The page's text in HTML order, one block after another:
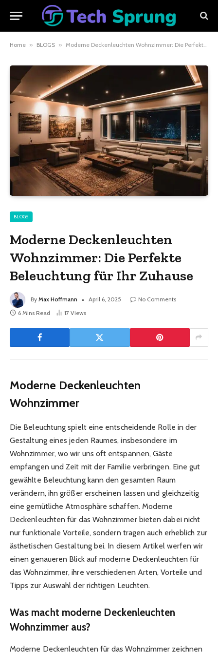
Home » BLOGS » Moderne Deckenleuchten Wohnzimmer: Die Perfekte Beleuchtung für Ihr Zuhause
BLOGS
Moderne Deckenleuchten
Wohnzimmer: Die Perfekte
Beleuchtung für Ihr Zuhause
By Max Hoffmann April 6, 2025
No Comments
6 Mins Read
17 Views
Moderne Deckenleuchten
Wohnzimmer
Die Beleuchtung spielt eine entscheidende Rolle in der
Gestaltung eines jeden Raumes, insbesondere im
Wohnzimmer, wo wir uns oft entspannen, Gäste
empfangen und Zeit mit der Familie verbringen. Eine gut
gewählte Beleuchtung kann den gesamten Raum
verändern, ihn größer erscheinen lassen und gleichzeitig
eine gemütliche Atmosphäre schaffen. Moderne
Deckenleuchten für das Wohnzimmer bieten dabei nicht
nur funktionale Vorteile, sondern tragen auch erheblich zur
ästhetischen Gestaltung bei. In diesem Artikel werfen wir
einen genaueren Blick auf moderne Deckenleuchten für
das Wohnzimmer, ihre verschiedenen Arten, Vorteile und
Tipps zur Auswahl der richtigen Leuchten.
Was macht moderne Deckenleuchten
Wohnzimmer aus?
Moderne Deckenleuchten für das Wohnzimmer zeichnen